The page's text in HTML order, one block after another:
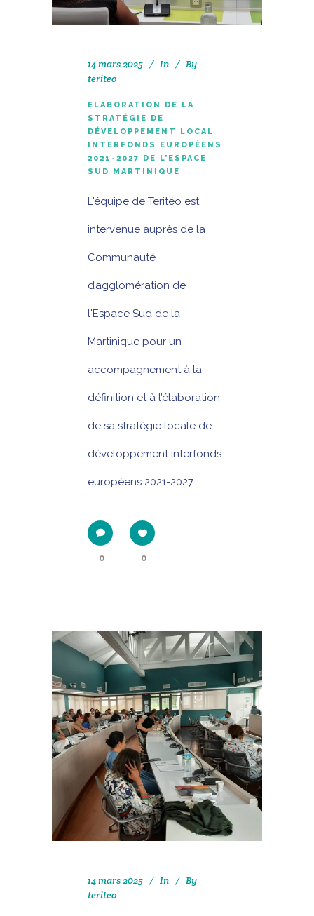
14 mars 2025 In
By
teriteo
ELABORATION DE LA
STRATÉGIE DE
DÉVELOPPEMENT LOCAL
INTERFONDS EUROPÉENS
2021-2027 DE L’ESPACE
SUD MARTINIQUE
L'équipe de Teritéo est
intervenue auprès de la
Communauté
d’agglomération de
l'Espace Sud de la
Martinique pour un
accompagnement à la
définition et à l’élaboration
de sa stratégie locale de
développement interfonds
européens 2021-2027....
0 0
14 mars 2025 In
By
teriteo